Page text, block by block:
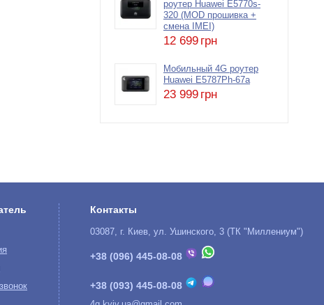
роутер Huawei E5770s-
320 (MOD прошивка +
смена IMEI)
12 699 грн
Мобильный 4G роутер
Huawei E5787Ph-67a
23 999 грн
Контакты
03087, г. Киев, ул. Ушинского, 3 (ТК "Миллениум")
+38 (096) 445-08-08
+38 (093) 445-08-08